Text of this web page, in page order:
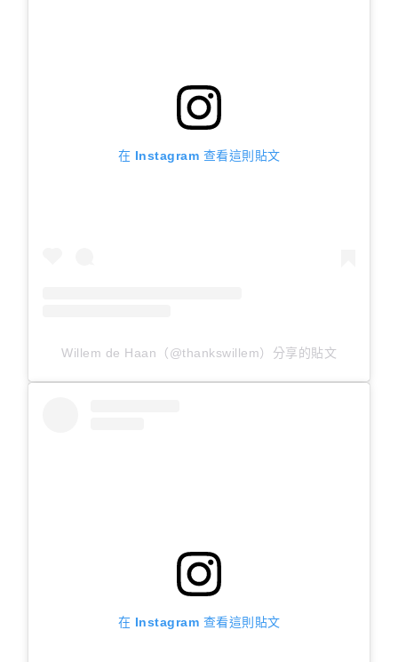
在 Instagram 查看這則貼文
Willem de Haan（@thankswillem）分享的貼文
在 Instagram 查看這則貼文